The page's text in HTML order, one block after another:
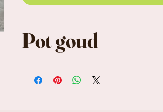
Pot goud
Pot komt leeg, prijs per stuk